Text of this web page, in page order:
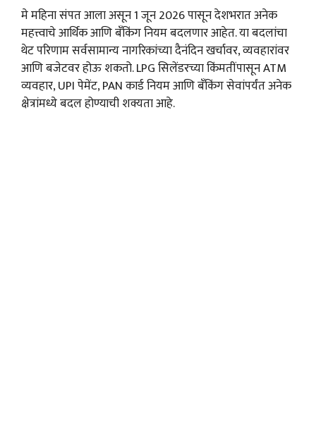
मे महिना संपत आला असून 1 जून 2026 पासून देशभरात अनेक
महत्त्वाचे आर्थिक आणि बँकिंग नियम बदलणार आहेत. या बदलांचा
थेट परिणाम सर्वसामान्य नागरिकांच्या दैनंदिन खर्चावर, व्यवहारांवर
आणि बजेटवर होऊ शकतो. LPG सिलेंडरच्या किंमतींपासून ATM
व्यवहार, UPI पेमेंट, PAN कार्ड नियम आणि बँकिंग सेवांपर्यंत अनेक
क्षेत्रांमध्ये बदल होण्याची शक्यता आहे.